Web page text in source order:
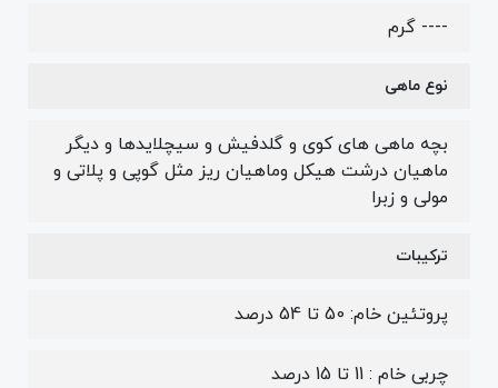
---- گرم
نوع ماهی
بچه ماهی های کوی و گلدفیش و سیچلایدها و دیگر
ماهیان درشت هیکل وماهیان ریز مثل گوپی و پلاتی و
مولی و زبرا
ترکیبات
پروتئین خام: 50 تا 54 درصد
چربی خام : 11 تا 15 درصد